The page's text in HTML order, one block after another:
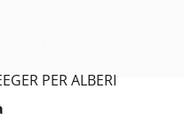
PER ALBERI